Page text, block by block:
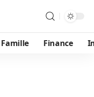
Famille Finance